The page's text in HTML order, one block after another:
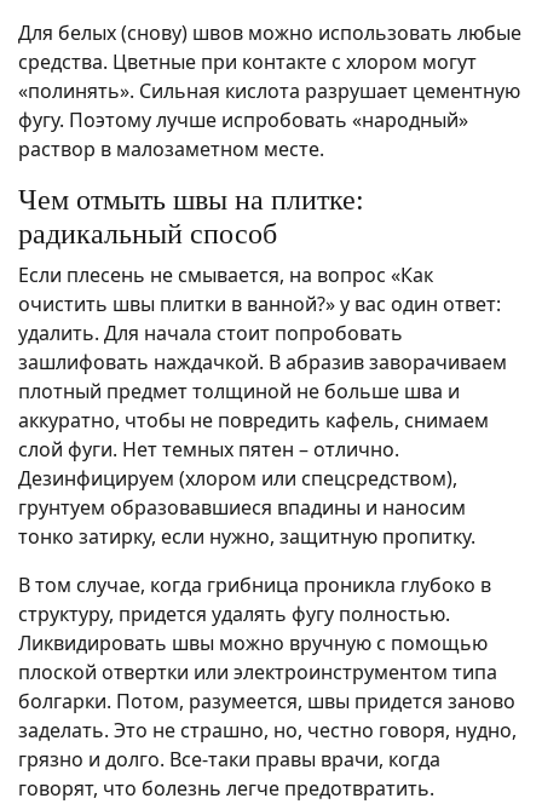
Для белых (снову) швов можно использовать любые
средства. Цветные при контакте с хлором могут
«полинять». Сильная кислота разрушает цементную
фугу. Поэтому лучше испробовать «народный»
раствор в малозаметном месте.
Чем отмыть швы на плитке:
радикальный способ
Если плесень не смывается, на вопрос «Как
очистить швы плитки в ванной?» у вас один ответ:
удалить. Для начала стоит попробовать
зашлифовать наждачкой. В абразив заворачиваем
плотный предмет толщиной не больше шва и
аккуратно, чтобы не повредить кафель, снимаем
слой фуги. Нет темных пятен – отлично.
Дезинфицируем (хлором или спецсредством),
грунтуем образовавшиеся впадины и наносим
тонко затирку, если нужно, защитную пропитку.
В том случае, когда грибница проникла глубоко в
структуру, придется удалять фугу полностью.
Ликвидировать швы можно вручную с помощью
плоской отвертки или электроинструментом типа
болгарки. Потом, разумеется, швы придется заново
заделать. Это не страшно, но, честно говоря, нудно,
грязно и долго. Все-таки правы врачи, когда
говорят, что болезнь легче предотвратить.